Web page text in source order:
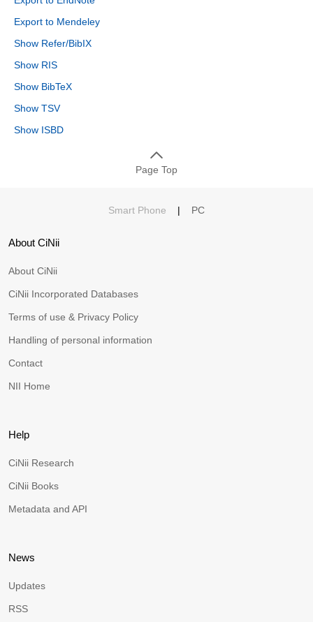
Export to Mendeley
Show Refer/BibIX
Show RIS
Show BibTeX
Show TSV
Show ISBD
Page Top
Smart Phone | PC
About CiNii
About CiNii
CiNii Incorporated Databases
Terms of use & Privacy Policy
Handling of personal information
Contact
NII Home
Help
CiNii Research
CiNii Books
Metadata and API
News
Updates
RSS